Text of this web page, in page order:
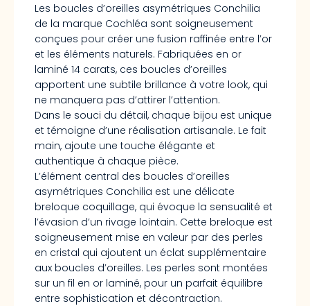
Les boucles d’oreilles asymétriques Conchilia
de la marque Cochléa sont soigneusement
conçues pour créer une fusion raffinée entre l’or
et les éléments naturels. Fabriquées en or
laminé 14 carats, ces boucles d’oreilles
apportent une subtile brillance à votre look, qui
ne manquera pas d’attirer l’attention.
Dans le souci du détail, chaque bijou est unique
et témoigne d’une réalisation artisanale. Le fait
main, ajoute une touche élégante et
authentique à chaque pièce.
L’élément central des boucles d’oreilles
asymétriques Conchilia est une délicate
breloque coquillage, qui évoque la sensualité et
l’évasion d’un rivage lointain. Cette breloque est
soigneusement mise en valeur par des perles
en cristal qui ajoutent un éclat supplémentaire
aux boucles d’oreilles. Les perles sont montées
sur un fil en or laminé, pour un parfait équilibre
entre sophistication et décontraction.